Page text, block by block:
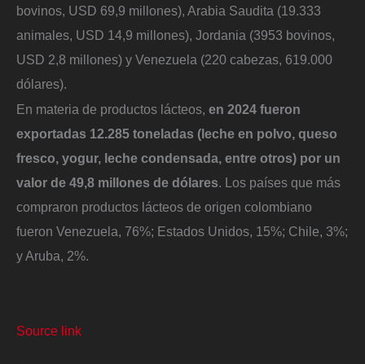
bovinos, USD 69,9 millones), Arabia Saudita (19.333
animales, USD 14,9 millones), Jordania (3953 bovinos,
USD 2,8 millones) y Venezuela (220 cabezas, 619.000
dólares).
En materia de productos lácteos, en 2024 fueron
exportadas 12.285 toneladas (leche en polvo, queso
fresco, yogur, leche condensada, entre otros) por un
valor de 49,8 millones de dólares. Los países que más
compraron productos lácteos de origen colombiano
fueron Venezuela, 76%; Estados Unidos, 15%; Chile, 3%;
y Aruba, 2%.
Source link